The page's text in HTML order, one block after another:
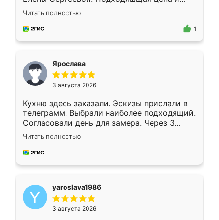
короткие сроки изготовления. Приехавший
для замера сотрудник Владислав
предложил по моему эскизу самый
Читать полностью
1
Ярослава
3 августа 2026
Кухню здесь заказали. Эскизы прислали в
телеграмм. Выбрали наиболее подходящий.
Согласовали день для замера. Через 3
недели кухня была уже готова. Остались
довольны работой. Спасибо Ренессанс
мебель за качественную работу!
Читать полностью
yaroslava1986
3 августа 2026